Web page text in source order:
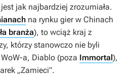
jak najbardziej zrozumiała.
na rynku gier w Chinach
branża), to wciąż kraj z
którzy stanowczo nie byli
WoW-a, Diablo (poza Immortal),
„Zamieci”.